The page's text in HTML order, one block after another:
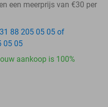
een meerprijs van €30 per
88 205 05 05 of
05 05
aankoop is 100%